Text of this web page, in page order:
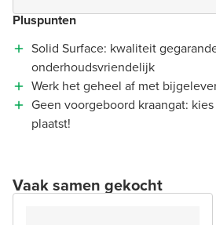
Pluspunten
Solid Surface: kwaliteit
onderhoudsvriendelijk
Werk het geheel af met
Geen voorgeboord kraangat:
plaatst!
Vaak samen gekocht